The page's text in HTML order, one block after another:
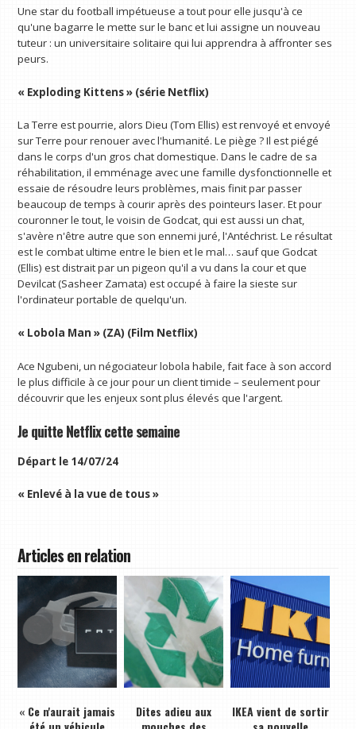
Une star du football impétueuse a tout pour elle jusqu'à ce
qu'une bagarre le mette sur le banc et lui assigne un nouveau
tuteur : un universitaire solitaire qui lui apprendra à affronter ses
peurs.
« Exploding Kittens » (série Netflix)
La Terre est pourrie, alors Dieu (Tom Ellis) est renvoyé et envoyé
sur Terre pour renouer avec l'humanité. Le piège ? Il est piégé
dans le corps d'un gros chat domestique. Dans le cadre de sa
réhabilitation, il emménage avec une famille dysfonctionnelle et
essaie de résoudre leurs problèmes, mais finit par passer
beaucoup de temps à courir après des pointeurs laser. Et pour
couronner le tout, le voisin de Godcat, qui est aussi un chat,
s'avère n'être autre que son ennemi juré, l'Antéchrist. Le résultat
est le combat ultime entre le bien et le mal… sauf que Godcat
(Ellis) est distrait par un pigeon qu'il a vu dans la cour et que
Devilcat (Sasheer Zamata) est occupé à faire la sieste sur
l'ordinateur portable de quelqu'un.
« Lobola Man » (ZA) (Film Netflix)
Ace Ngubeni, un négociateur lobola habile, fait face à son accord
le plus difficile à ce jour pour un client timide – seulement pour
découvrir que les enjeux sont plus élevés que l'argent.
Je quitte Netflix cette semaine
Départ le 14/07/24
« Enlevé à la vue de tous »
Articles en relation
« Ce n'aurait jamais
Dites adieu aux
IKEA vient de sortir